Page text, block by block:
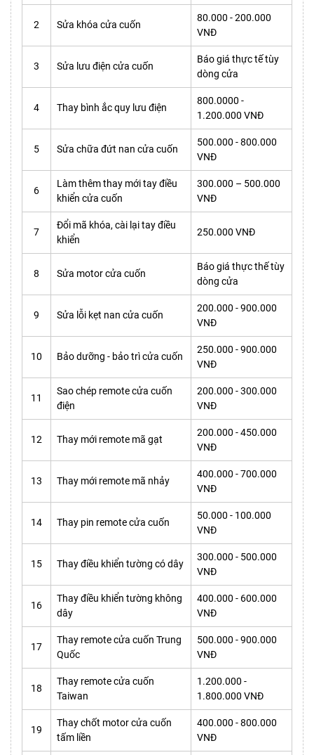
2 Sửa khóa cửa cuốn
80.000 - 200.000
VNĐ
3 Sửa lưu điện cửa cuốn
Báo giá thực tế tùy
dòng cửa
4 Thay bình ắc quy lưu điện
800.0000 -
1.200.000 VNĐ
5 Sửa chữa đứt nan cửa cuốn
500.000 - 800.000
VNĐ
6
Làm thêm thay mới tay điều
khiển cửa cuốn
300.000 – 500.000
VNĐ
7
Đổi mã khóa, cài lại tay điều
khiển
250.000 VNĐ
8 Sửa motor cửa cuốn
Báo giá thực thế tùy
dòng cửa
9 Sửa lỗi kẹt nan cửa cuốn
200.000 - 900.000
VNĐ
10 Bảo dưỡng - bảo trì cửa cuốn
250.000 - 900.000
VNĐ
11
Sao chép remote cửa cuốn
điện
200.000 - 300.000
VNĐ
12 Thay mới remote mã gạt
200.000 - 450.000
VNĐ
13 Thay mới remote mã nhảy
400.000 - 700.000
VNĐ
14 Thay pin remote cửa cuốn
50.000 - 100.000
VNĐ
15 Thay điều khiển tường có dây
300.000 - 500.000
VNĐ
16
Thay điều khiển tường không
dây
400.000 - 600.000
VNĐ
17
Thay remote cửa cuốn Trung
Quốc
500.000 - 900.000
VNĐ
18
Thay remote cửa cuốn
Taiwan
1.200.000 -
1.800.000 VNĐ
19
Thay chốt motor cửa cuốn
tấm liền
400.000 - 800.000
VNĐ